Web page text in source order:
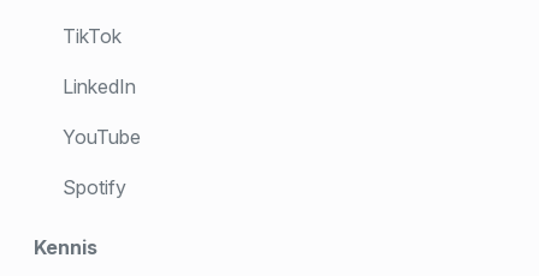
TikTok
LinkedIn
YouTube
Spotify
Kennis